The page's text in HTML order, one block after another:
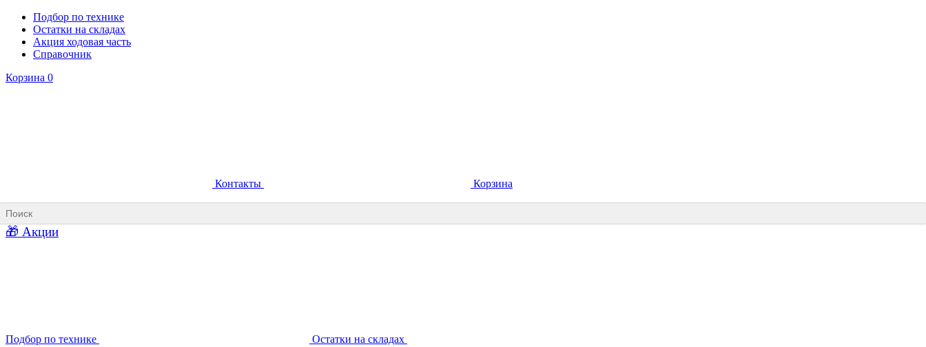
Ковши для фронтальных погрузчиков
Подбор по технике
Остатки на складах
Акция ходовая часть
Справочник
Корзина 0
Контакты Корзина
🎁 Акции
Подбор по технике
Остатки на складах